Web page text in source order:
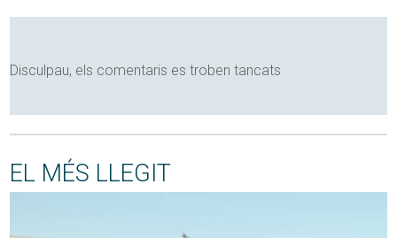
Disculpau, els comentaris es troben tancats
EL MÉS LLEGIT